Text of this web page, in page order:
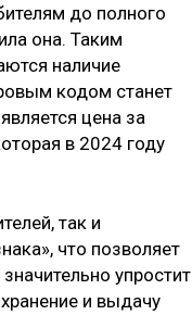
до полного
она. Таким
наличие
кодом станет
цена за
в 2024 году
так и
что позволяет
упростит
и выдачу